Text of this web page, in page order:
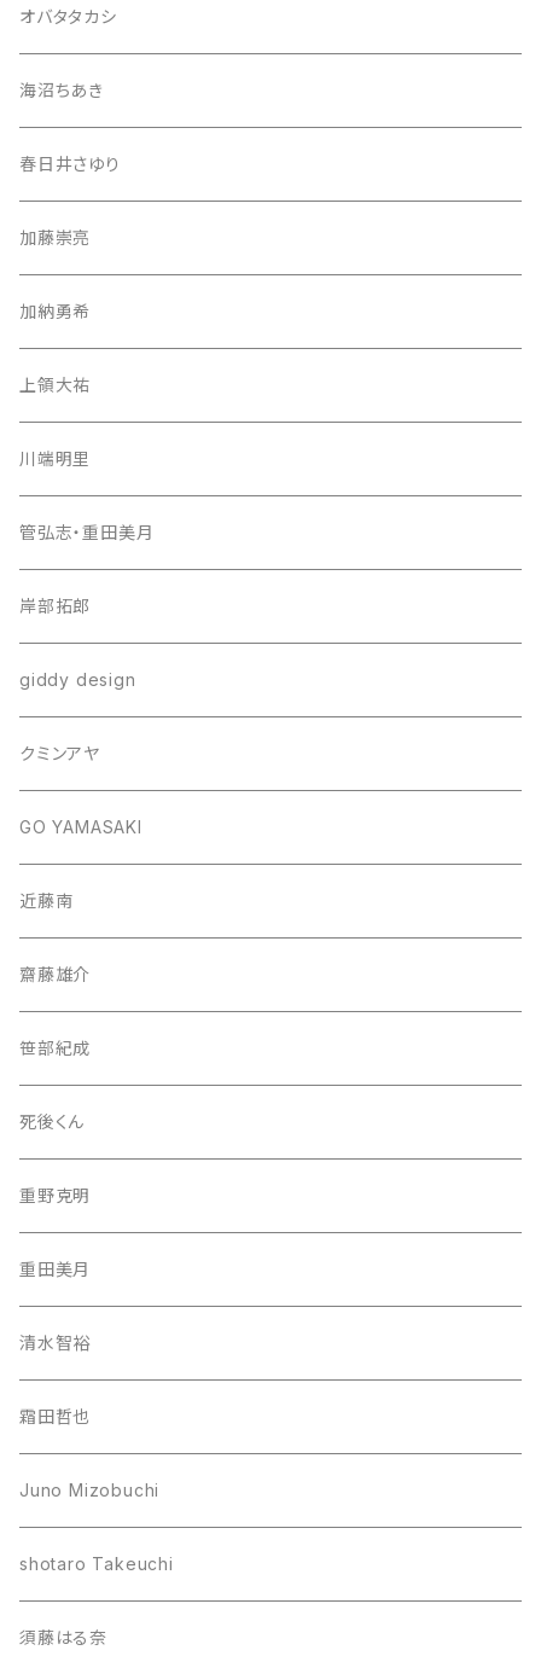
オバタタカシ
海沼ちあき
春日井さゆり
加藤崇亮
加納勇希
上領大祐
川端明里
管弘志・重田美月
岸部拓郎
giddy design
クミンアヤ
GO YAMASAKI
近藤南
齋藤雄介
笹部紀成
死後くん
重野克明
重田美月
清水智裕
霜田哲也
Juno Mizobuchi
shotaro Takeuchi
須藤はる奈